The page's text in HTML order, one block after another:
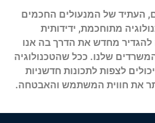
העתיד של המנעולים החכמים
מתוחכמת, ידידותית
מחדש את הדרך בה אנו
שלנו. ככל שהטכנולוגיה
לצפות לתכונות חדשניות
את חווית המשתמש והאבטחה.